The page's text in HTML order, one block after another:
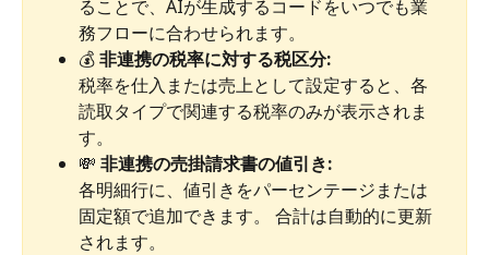
ることで、AIが生成するコードをいつでも業
務フローに合わせられます。
💰 非連携の税率に対する税区分:
税率を仕入または売上として設定すると、各
読取タイプで関連する税率のみが表示されま
す。
💸 非連携の売掛請求書の値引き:
各明細行に、値引きをパーセンテージまたは
固定額で追加できます。 合計は自動的に更新
されます。